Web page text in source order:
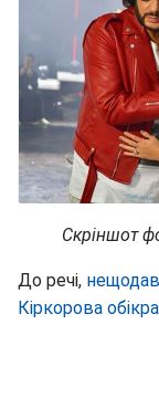
Скріншот
До речі,
Кіркорова